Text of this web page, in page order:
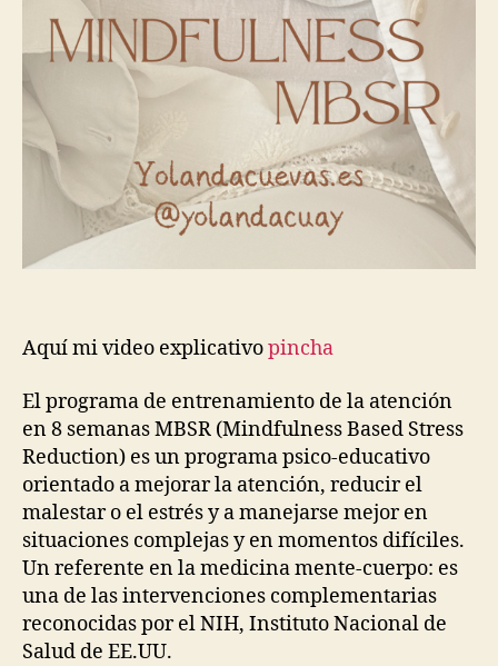
Aquí mi video explicativopincha
El programa de entrenamiento de la atención
en 8 semanas MBSR (Mindfulness Based Stress
Reduction) es un programa psico-educativo
orientado a mejorar la atención, reducir el
malestar o el estrés y a manejarse mejor en
situaciones complejas y en momentos difíciles.
Un referente en la medicina mente-cuerpo: es
una de las intervenciones complementarias
reconocidas por el NIH, Instituto Nacional de
Salud de EE.UU.